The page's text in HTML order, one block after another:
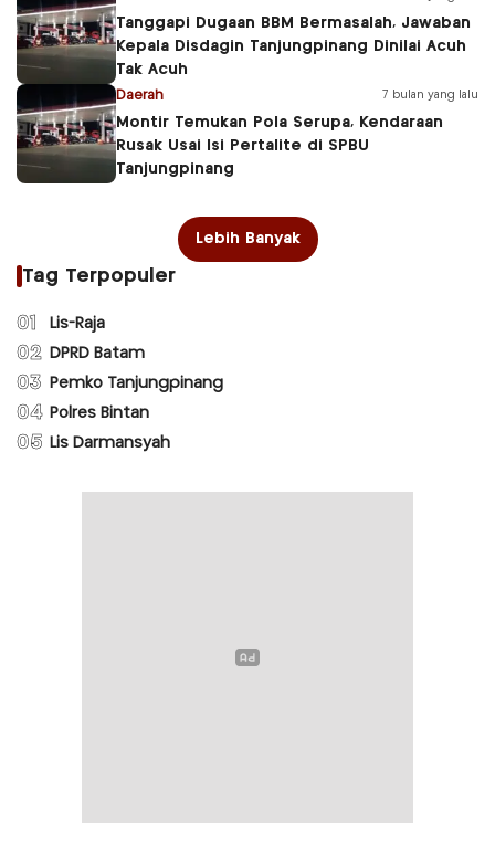
Tanggapi Dugaan BBM Bermasalah, Jawaban
Kepala Disdagin Tanjungpinang Dinilai Acuh
Tak Acuh
Daerah 7 bulan yang lalu
Montir Temukan Pola Serupa, Kendaraan
Rusak Usai Isi Pertalite di SPBU
Tanjungpinang
Lebih Banyak
Tag Terpopuler
01 Lis-Raja
02 DPRD Batam
03 Pemko Tanjungpinang
04 Polres Bintan
05 Lis Darmansyah